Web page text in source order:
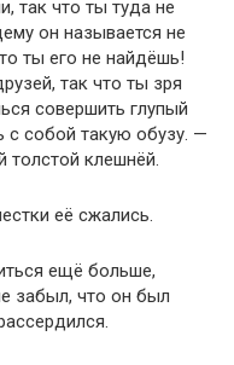
так что ты туда не
он называется не
ты его не найдёшь!
так что ты зря
совершить глупый
с собой такую обузу. —
толстой клешнёй.
её сжались.
ещё больше,
забыл, что он был